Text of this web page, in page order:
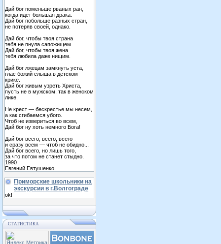
Дай бог поменьше рваных ран,
когда идет большая драка.
Дай бог побольше разных стран,
не потеряв своей, однако.
Дай бог, чтобы твоя страна
тебя не пнула сапожищем.
Дай бог, чтобы твоя жена
тебя любила даже нищим.
Дай бог лжецам замкнуть уста,
глас божий слыша в детском
крике.
Дай бог живым узреть Христа,
пусть не в мужском, так в женском
лике.
Не крест — бескрестье мы несем,
а как сгибаемся убого.
Чтоб не извериться во всем,
Дай бог ну хоть немного Бога!
Дай бог всего, всего, всего
и сразу всем — чтоб не обидно...
Дай бог всего, но лишь того,
за что потом не станет стыдно.
1990
Евгений Евтушенко.
Приморские школьники на
экскурсии в г.Волгограде
ok!
СТАТИСТИКА